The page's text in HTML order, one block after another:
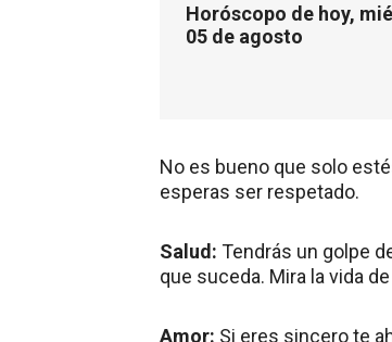
Horóscopo de hoy,
05 de agosto
No es bueno que solo
esperas ser respetado.
Salud: Tendrás un golpe
que suceda. Mira la vida
Amor: Si eres sincero te